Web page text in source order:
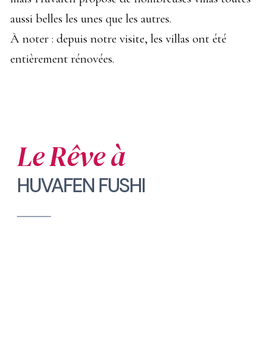
aussi belles les unes que les autres.
À noter : depuis notre visite, les villas ont été
entièrement rénovées.
Le Rêve à
HUVAFEN FUSHI